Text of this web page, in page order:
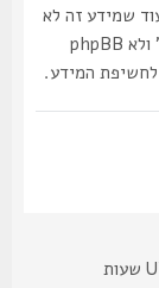
זה לא
יחשף לשום צד שלישי ללא הסכמתך, לא “הסליק” ולא phpBB
המידע.